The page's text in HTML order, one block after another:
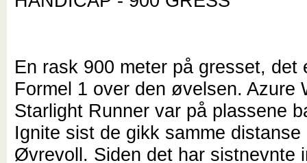
En rask 900 meter på gresset, det
Formel 1 over den øvelsen. Azure
Starlight Runner var på plassene
Ignite sist de gikk samme distanse
Øvrevoll. Siden det har sistnevnte